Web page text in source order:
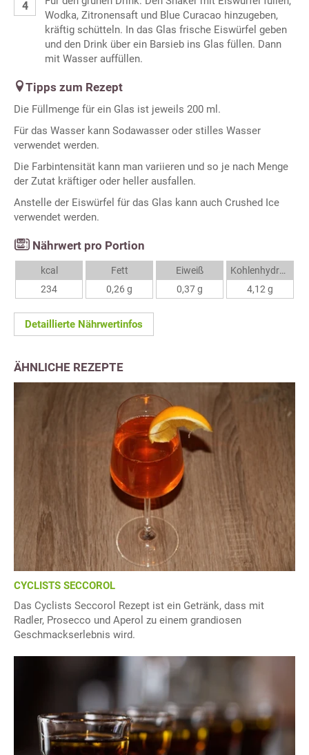
Wodka, Zitronensaft und Blue Curacao hinzugeben,
kräftig schütteln. In das Glas frische Eiswürfel geben
und den Drink über ein Barsieb ins Glas füllen. Dann
mit Wasser auffüllen.
Tipps zum Rezept
Die Füllmenge für ein Glas ist jeweils 200 ml.
Für das Wasser kann Sodawasser oder stilles Wasser
verwendet werden.
Die Farbintensität kann man variieren und so je nach Menge
der Zutat kräftiger oder heller ausfallen.
Anstelle der Eiswürfel für das Glas kann auch Crushed Ice
verwendet werden.
Nährwert pro Portion
kcal
234
Fett
0,26 g
Eiweiß
0,37 g
Kohlenhydrate
4,12 g
Detaillierte Nährwertinfos
ÄHNLICHE REZEPTE
CYCLISTS SECCOROL
Das Cyclists Seccorol Rezept ist ein Getränk, dass mit
Radler, Prosecco und Aperol zu einem grandiosen
Geschmackserlebnis wird.